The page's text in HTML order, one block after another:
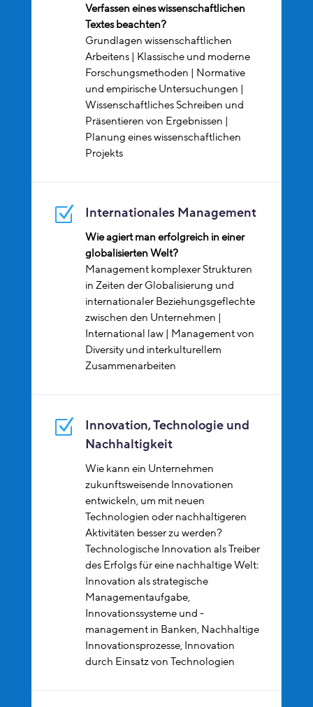
Verfassen eines wissenschaftlichen
Textes beachten?
Grundlagen wissenschaftlichen
Arbeitens | Klassische und moderne
Forschungsmethoden | Normative
und empirische Untersuchungen |
Wissenschaftliches Schreiben und
Präsentieren von Ergebnissen |
Planung eines wissenschaftlichen
Projekts
Z Internationales Management
Wie agiert man erfolgreich in einer
globalisierten Welt?
Management komplexer Strukturen
in Zeiten der Globalisierung und
internationaler Beziehungsgeflechte
zwischen den Unternehmen |
International law | Management von
Diversity und interkulturellem
Zusammenarbeiten
Z
Innovation, Technologie und
Nachhaltigkeit
Wie kann ein Unternehmen
zukunftsweisende Innovationen
entwickeln, um mit neuen
Technologien oder nachhaltigeren
Aktivitäten besser zu werden?
Technologische Innovation als Treiber
des Erfolgs für eine nachhaltige Welt:
Innovation als strategische
Managementaufgabe,
Innovationssysteme und -
management in Banken, Nachhaltige
Innovationsprozesse, Innovation
durch Einsatz von Technologien